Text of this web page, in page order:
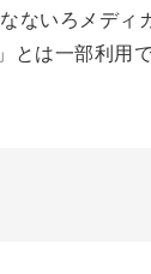
ないろメディ
とは一部利用